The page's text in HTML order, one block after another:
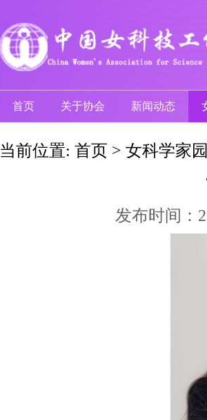
首页 关于协会 新闻动态
当前位置: 首页 > 女科学家
发布时间：